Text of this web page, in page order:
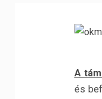
A
és